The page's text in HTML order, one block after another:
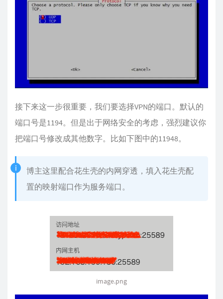
接下来这一步很重要，我们要选择VPN的端口。默认的
端口号是1194。但是出于网络安全的考虑，强烈建议你
把端口号修改成其他数字。比如下图中的11948。
博主这里配合花生壳的内网穿透，填入花生壳配
置的映射端口作为服务端口。
image.png